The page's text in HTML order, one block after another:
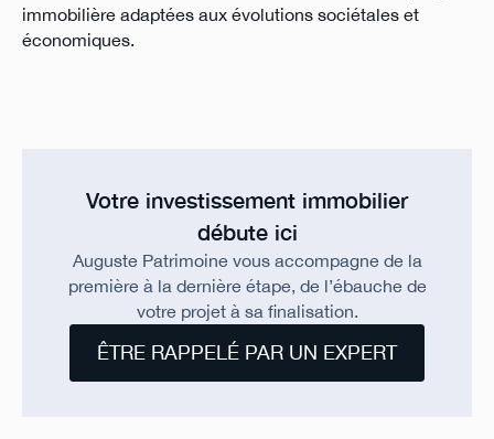
immobilière adaptées aux évolutions sociétales et
économiques.
Votre investissement immobilier
débute ici
Auguste Patrimoine vous accompagne de la
première à la dernière étape, de l’ébauche de
votre projet à sa finalisation.
ÊTRE RAPPELÉ PAR UN EXPERT